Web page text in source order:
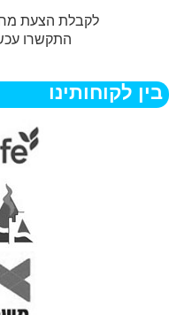
לקבלת הצעת
התקשרו
בין לקוחותינו